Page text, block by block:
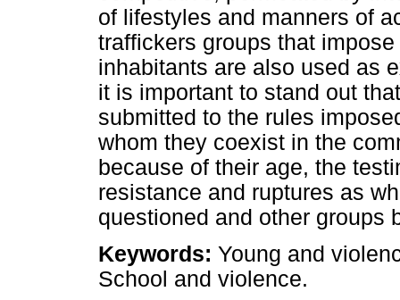
of lifestyles and manners of
traffickers groups that
inhabitants are also used as
it is important to stand out
submitted to the rules
whom they coexist in the
because of their age, the
resistance and ruptures as
questioned and other groups
Keywords: Young and
School and violence.